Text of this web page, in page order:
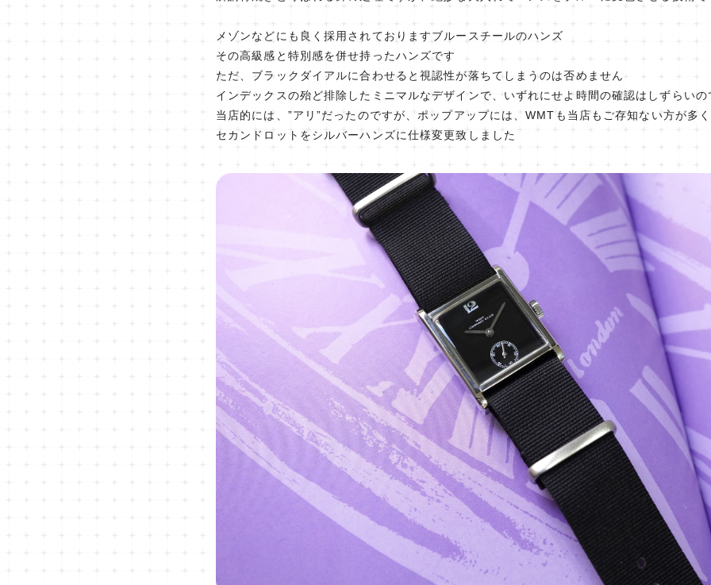
メゾンなどにも良く採用されておりますブルースチールのハンズ
その高級感と特別感を併せ持ったハンズです
ただ、ブラックダイアルに合わせると視認性が落ちてしまうのは否めません
インデックスの殆ど排除したミニマルなデザインで、いずれにせよ時間の確認はしずらいの
当店的には、”アリ”だったのですが、ポップアップには、WMTも当店もご存知ない方が多
セカンドロットをシルバーハンズに仕様変更致しました